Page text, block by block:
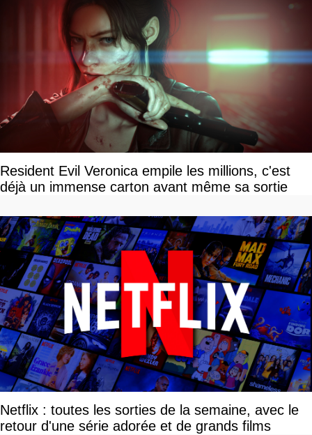
Resident Evil Veronica empile les millions, c'est
déjà un immense carton avant même sa sortie
Netflix : toutes les sorties de la semaine, avec le
retour d'une série adorée et de grands films